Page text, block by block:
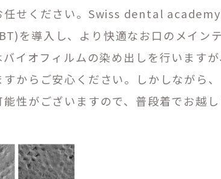
任せください。Swiss dental
を導入し、より快適なお口のメイン
イオフィルムの染め出しを行います
からご安心ください。しかしながら
性がございますので、普段着でお越